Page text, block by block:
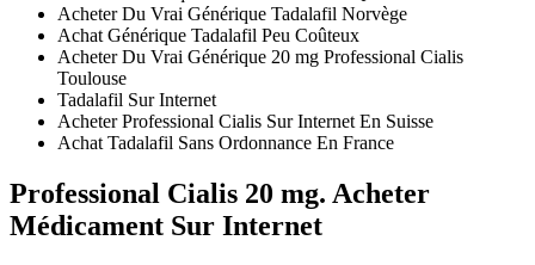
Acheter Du Vrai Générique Tadalafil Norvège
Achat Générique Tadalafil Peu Coûteux
Acheter Du Vrai Générique 20 mg Professional Cialis
Toulouse
Tadalafil Sur Internet
Acheter Professional Cialis Sur Internet En Suisse
Achat Tadalafil Sans Ordonnance En France
Professional Cialis 20 mg. Acheter
Médicament Sur Internet